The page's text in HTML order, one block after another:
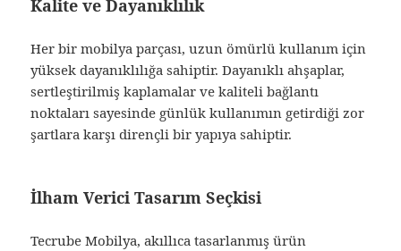
Kalite ve Dayanıklılık
Her bir mobilya parçası, uzun ömürlü kullanım için
yüksek dayanıklılığa sahiptir. Dayanıklı ahşaplar,
sertleştirilmiş kaplamalar ve kaliteli bağlantı
noktaları sayesinde günlük kullanımın getirdiği zor
şartlara karşı dirençli bir yapıya sahiptir.
İlham Verici Tasarım Seçkisi
Tecrube Mobilya, akıllıca tasarlanmış ürün